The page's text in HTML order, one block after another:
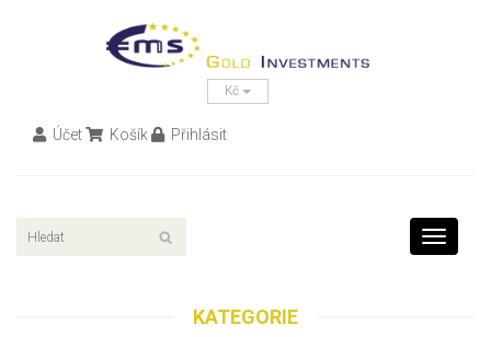
Kč
Účet Košík Přihlásit
Toggle
KATEGORIE